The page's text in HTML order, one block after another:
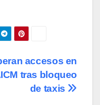
accesos en
tras bloqueo
de taxis